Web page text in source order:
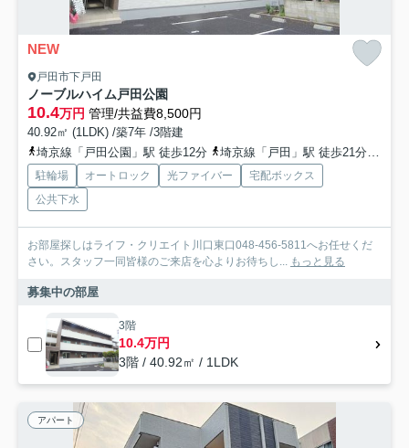
NEW
戸田市下戸田
ノーブルハイム戸田公園
10.4万円 管理/共益費8,500円
40.92㎡ (1LDK) /築7年 /3階建
埼京線「戸田公園」駅 徒歩12分
埼京線「戸田」駅 徒歩21分
駐輪場 オートロック 光ファイバー
宅配ボックス
公共下水
お部屋探しはライフ・クリエイト川口東口048-456-5811へお任せくだ
さい。スタッフ一同皆様のご来店を心よりお待ちし... もっと見る
募集中の部屋
3階
10.4万円
3階 / 40.92㎡ / 1LDK
アパート